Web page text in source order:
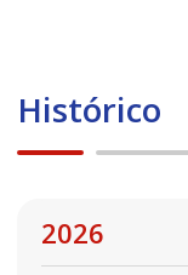
Histórico
2026